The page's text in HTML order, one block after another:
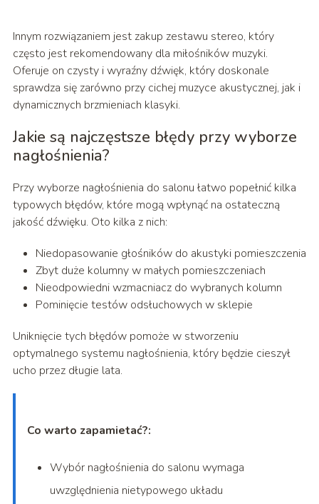
Innym rozwiązaniem jest zakup zestawu stereo, który
często jest rekomendowany dla miłośników muzyki.
Oferuje on czysty i wyraźny dźwięk, który doskonale
sprawdza się zarówno przy cichej muzyce akustycznej, jak i
dynamicznych brzmieniach klasyki.
Jakie są najczęstsze błędy przy wyborze
nagłośnienia?
Przy wyborze nagłośnienia do salonu łatwo popełnić kilka
typowych błędów, które mogą wpłynąć na ostateczną
jakość dźwięku. Oto kilka z nich:
Niedopasowanie głośników do akustyki pomieszczenia
Zbyt duże kolumny w małych pomieszczeniach
Nieodpowiedni wzmacniacz do wybranych kolumn
Pominięcie testów odsłuchowych w sklepie
Uniknięcie tych błędów pomoże w stworzeniu
optymalnego systemu nagłośnienia, który będzie cieszył
ucho przez długie lata.
Co warto zapamietać?:
Wybór nagłośnienia do salonu wymaga
uwzględnienia nietypowego układu